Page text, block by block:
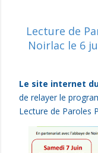
Lecture de
Noirlac le 6
Le site internet
de relayer le
Lecture de Paroles